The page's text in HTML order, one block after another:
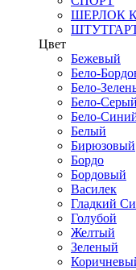
ШЕРЛОК
Цвет
Бежевый
Бело-
Бело-
Бело-Серый
Бело-
Белый
Бирюзовый
Бордо
Бордовый
Василек
Гладкий
Голубой
Желтый
Зеленый